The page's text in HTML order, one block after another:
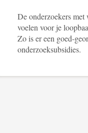
De onderzoekers
voelen voor je
Zo is er een goed-
onderzoeksubsidies.